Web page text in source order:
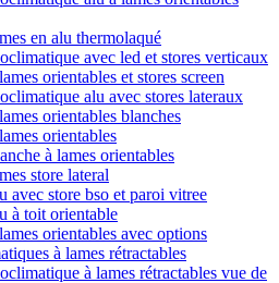
en alu thermolaqué
avec led et stores verticaux
orientables et stores screen
alu avec stores lateraux
orientables blanches
orientables
à lames orientables
store lateral
avec store bso et paroi vitree
à toit orientable
orientables avec options
à lames rétractables
à lames rétractables vue de